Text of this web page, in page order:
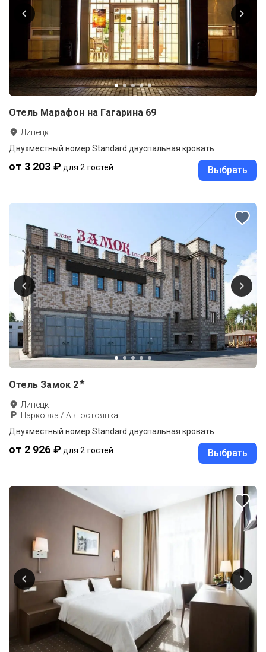
Отель Марафон на Гагарина 69
Липецк
Двухместный номер Standard двуспальная кровать
от 3 203 ₽ для 2 гостей Выбрать
Отель Замок 2★
Липецк
Парковка / Автостоянка
Двухместный номер Standard двуспальная кровать
от 2 926 ₽ для 2 гостей Выбрать